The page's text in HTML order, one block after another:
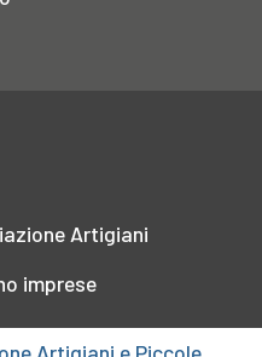
Artigiani
imprese